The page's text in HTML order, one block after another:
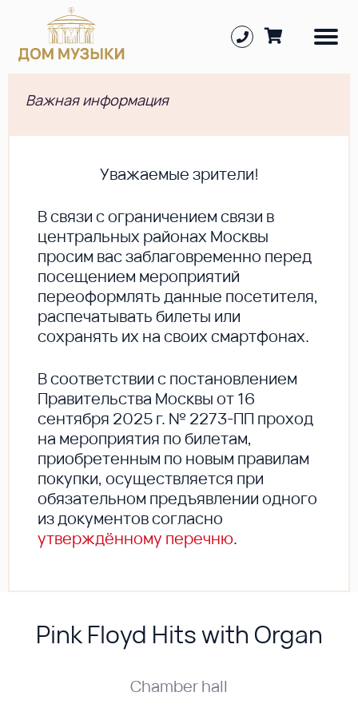
Важная информация
Уважаемые зрители!
В cвязи с ограничением связи в
центральных районах Москвы
просим вас заблаговременно перед
посещением мероприятий
переоформлять данные посетителя,
распечатывать билеты или
сохранять их на своих смартфонах.
В соответствии с постановлением
Правительства Москвы от 16
сентября 2025 г. № 2273-ПП проход
на мероприятия по билетам,
приобретенным по новым правилам
покупки, осуществляется при
обязательном предъявлении одного
из документов согласно
утверждённому перечню.
Pink Floyd Hits with Organ
Chamber hall